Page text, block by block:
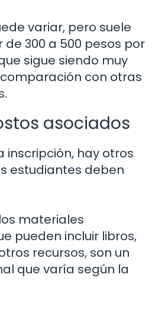
variar, pero suele
300 a 500 pesos por
sigue siendo muy
con otras
asociados
inscripción, hay otros
estudiantes deben
materiales
pueden incluir libros,
recursos, son un
que varía según la